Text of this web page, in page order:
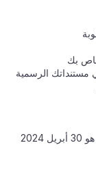
بك
الرسمية
الموعد النهائي للقبول والمنح الدراسية بجامعة هوف هو 30 أبريل 2024